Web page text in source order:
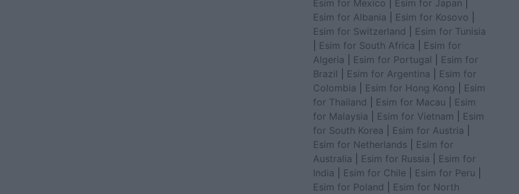
Esim for Mexico
Esim for Japan
Esim for Albania
Esim for Kosovo
Esim for Switzerland
Esim for Tunisia
Esim for South Africa
Esim for
Algeria
Esim for Portugal
Esim for
Brazil
Esim for Argentina
Esim for
Colombia
Esim for Hong Kong
Esim
for Thailand
Esim for Macau
Esim
for Malaysia
Esim for Vietnam
Esim
for South Korea
Esim for Austria
Esim for Netherlands
Esim for
Australia
Esim for Russia
Esim for
India
Esim for Chile Esim for Peru
Esim for Poland
Esim for North